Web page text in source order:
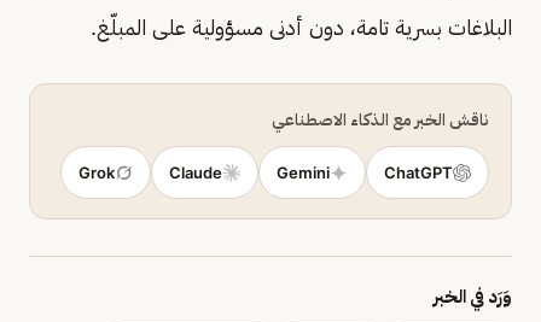
البلاغات بسرية تامة، دون أدنى مسؤولية على المبلّغ.
ناقش الخبر مع الذكاء الاصطناعي
ChatGPT
Gemini
Claude
Grok
وَرَد في الخبر